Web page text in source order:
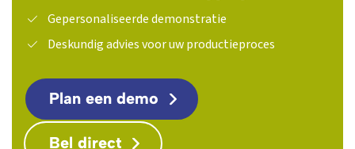
Gepersonaliseerde demonstratie
Deskundig advies voor uw productieproces
Plan een demo
Bel direct